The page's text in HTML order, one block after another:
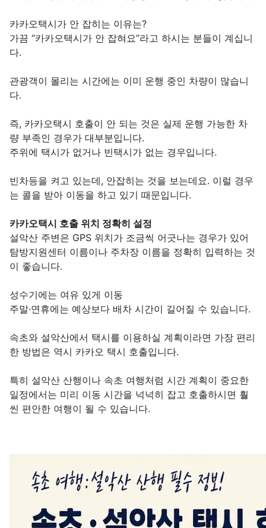
카카오택시가 안 잡히는 이유는?
가끔 “카카오택시가 안 잡혀요”라고 하시는 분들이 계십니
다.
관광객이 몰리는 시간에는 이미 운행 중인 차량이 많습니
다.
즉, 카카오택시 호출이 안 되는 것은 실제 운행 가능한 차
량 부족인 경우가 대부분입니다.
주위에 택시가 없거나 빈택시가 없는 경우입니다.
빈차등을 켜고 있는데, 안잡히는 것을 보는데요. 이럴 경우
는 콜을 받아 이동을 하고 있기 때문입니다.
카카오택시 호출 위치 정확히 설정
설악산 주변은 GPS 위치가 조금씩 어긋나는 경우가 있어
탐방지원센터 이름이나 주차장 이름을 정확히 입력하는 것
이 좋습니다.
성수기에는 여유 있게 이동
주말·연휴에는 예상보다 배차 시간이 길어질 수 있습니다.
속초와 설악산에서 택시를 이용하실 계획이라면 가장 편리
한 방법은 역시 카카오 택시 호출입니다.
특히 설악산 산행이나 속초 여행처럼 시간 계획이 중요한
일정에서는 미리 이동 시간을 넉넉히 잡고 호출하시면 훨
씬 편안한 여행이 될 수 있습니다.